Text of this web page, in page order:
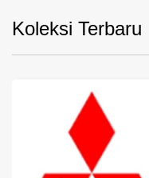
Koleksi Terbaru